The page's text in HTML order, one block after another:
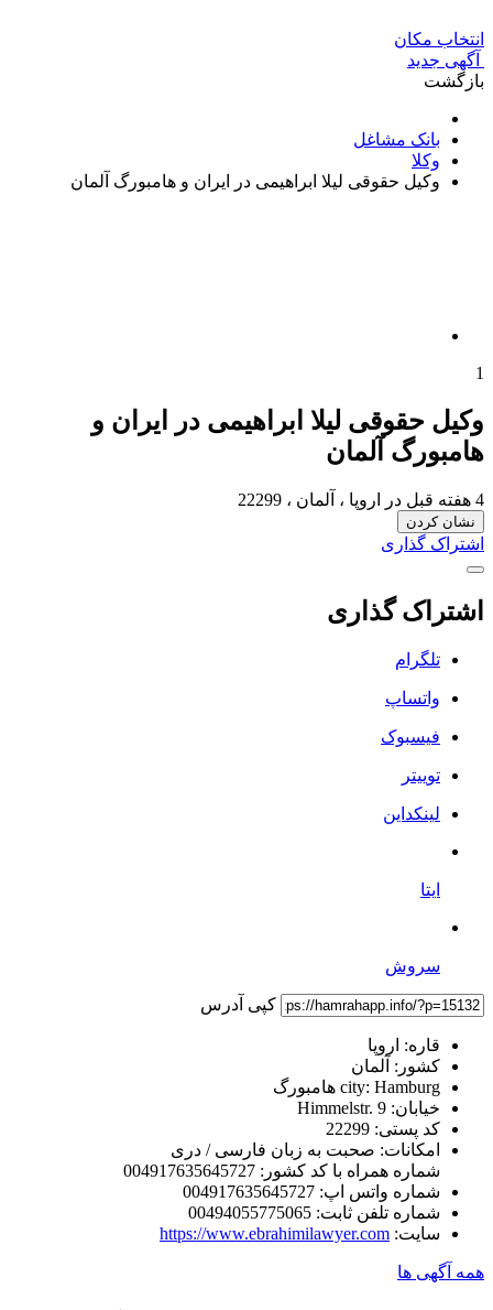
انتخاب مکان
آگهی جدید
بازگشت
بانک مشاغل
وکلا
وکیل حقوقی لیلا ابراهیمی در ایران و هامبورگ آلمان
وکیل حقوقی لیلا ابراهیمی در ایران و
هامبورگ آلمان
در اروپا ، آلمان ، 22299
نشان کردن
اشتراک گذاری
اشتراک گذاری
تلگرام
واتساپ
فیسبوک
توییتر
لینکداین
ایتا
سروش
کپی آدرس
قاره:اروپا
کشور: آلمان
city:Hamburg هامبورگ
خیابان:Himmelstr. 9
کد پستی: 22299
امکانات:صحبت به زبان فارسی / دری
شماره همراه با کد کشور:
شماره واتس اپ:004917635645727
شماره تلفن ثابت:00494055775065
سایت: https://www.ebrahimilawyer.com
همه آگهی ها